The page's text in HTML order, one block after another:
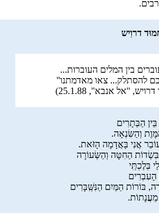
דרוִיש
בין המלים העוברות...
להסתלק... צאו מאדמתנו''
''אל אנבא'', 25.1.88)
בֵּין הַבְּתָרִים
וְהַשִּׂנְאָה.
אֲנִי בָּאֲדָמָה הָזֹּאת.
בִּשְׂדוֹת הַחִטָּה וְהַשְּׂעוֹרָה
בְּלֶכְתְִּי
הָעִבְרִים
בּוֹרוֹת הַמַּיִם הַנִּשְִּׁבָּרִים